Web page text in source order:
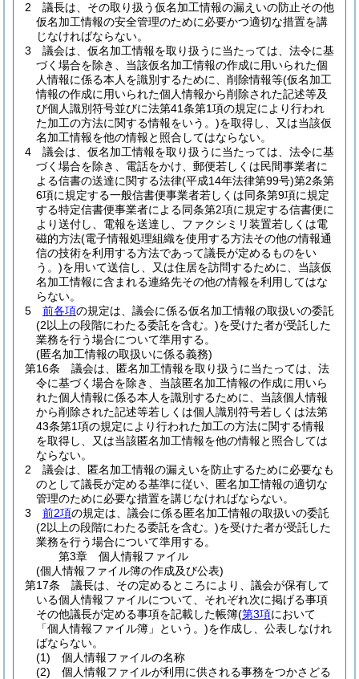
2
議長は、その取り扱う仮名加工情報の漏えいの防止その他
仮名加工情報の安全管理のために必要かつ適切な措置を講
じなければならない。
3
議会は、仮名加工情報を取り扱うに当たっては、法令に基
づく場合を除き、当該仮名加工情報の作成に用いられた個
人情報に係る本人を識別するために、削除情報等(仮名加工
情報の作成に用いられた個人情報から削除された記述等及
び個人識別符号並びに法第41条第1項の規定により行われ
た加工の方法に関する情報をいう。)を取得し、又は当該仮
名加工情報を他の情報と照合してはならない。
4
議会は、仮名加工情報を取り扱うに当たっては、法令に基
づく場合を除き、電話をかけ、郵便若しくは民間事業者に
よる信書の送達に関する法律(平成14年法律第99号)第2条第
6項に規定する一般信書便事業者若しくは同条第9項に規定
する特定信書便事業者による同条第2項に規定する信書便に
より送付し、電報を送達し、ファクシミリ装置若しくは電
磁的方法(電子情報処理組織を使用する方法その他の情報通
信の技術を利用する方法であって議長が定めるものをい
う。)を用いて送信し、又は住居を訪問するために、当該仮
名加工情報に含まれる連絡先その他の情報を利用してはな
らない。
5
前各項の規定は、議会に係る仮名加工情報の取扱いの委託
(2以上の段階にわたる委託を含む。)を受けた者が受託した
業務を行う場合について準用する。
(匿名加工情報の取扱いに係る義務)
第16条
議会は、匿名加工情報を取り扱うに当たっては、法
令に基づく場合を除き、当該匿名加工情報の作成に用いら
れた個人情報に係る本人を識別するために、当該個人情報
から削除された記述等若しくは個人識別符号若しくは法第
43条第1項の規定により行われた加工の方法に関する情報
を取得し、又は当該匿名加工情報を他の情報と照合しては
ならない。
2
議会は、匿名加工情報の漏えいを防止するために必要なも
のとして議長が定める基準に従い、匿名加工情報の適切な
管理のために必要な措置を講じなければならない。
3
前2項の規定は、議会に係る匿名加工情報の取扱いの委託
(2以上の段階にわたる委託を含む。)を受けた者が受託した
業務を行う場合について準用する。
第3章
個人情報ファイル
(個人情報ファイル簿の作成及び公表)
第17条
議長は、その定めるところにより、議会が保有して
いる個人情報ファイルについて、それぞれ次に掲げる事項
その他議長が定める事項を記載した帳簿(第3項において
「個人情報ファイル簿」という。)を作成し、公表しなけれ
ばならない。
(1)
個人情報ファイルの名称
(2)
個人情報ファイルが利用に供される事務をつかさどる